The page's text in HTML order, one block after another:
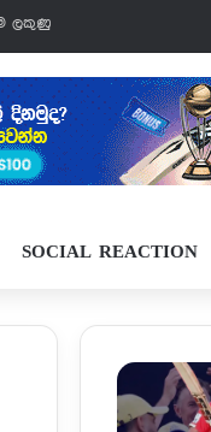
SOCIAL REACTION